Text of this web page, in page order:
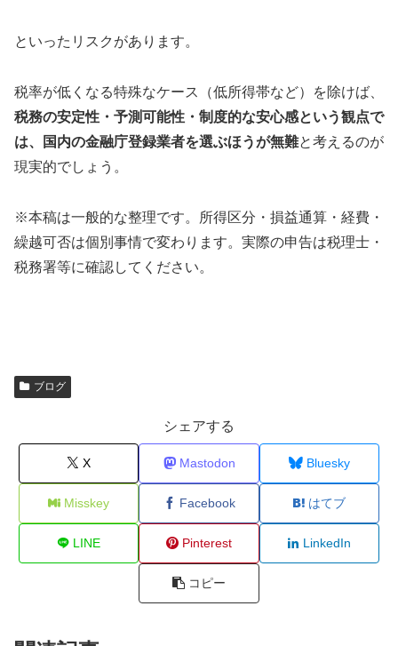
といったリスクがあります。
税率が低くなる特殊なケース（低所得帯など）を除けば、
税務の安定性・予測可能性・制度的な安心感という観点で
は、国内の金融庁登録業者を選ぶほうが無難と考えるのが
現実的でしょう。
※本稿は一般的な整理です。所得区分・損益通算・経費・
繰越可否は個別事情で変わります。実際の申告は税理士・
税務署等に確認してください。
ブログ
シェアする
X Mastodon Bluesky
Misskey Facebook はてブ
LINE Pinterest LinkedIn
コピー